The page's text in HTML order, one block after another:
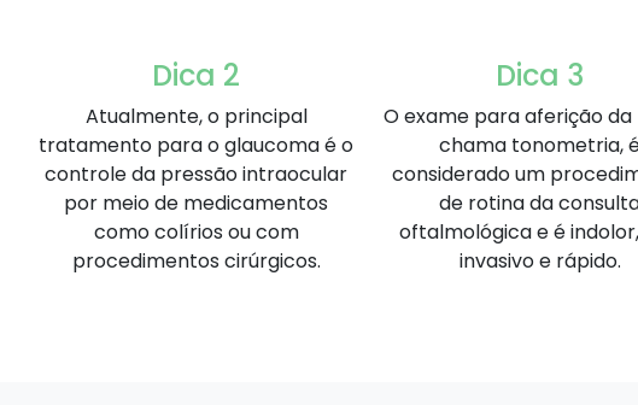
Dica 2
Atualmente, o principal
tratamento para o glaucoma é o
controle da pressão intraocular
por meio de medicamentos
como colírios ou com
procedimentos cirúrgicos.
Dica 3
O exame para aferição da
chama tonometria,
considerado um
de rotina da
oftalmológica e é
invasivo e rápido.